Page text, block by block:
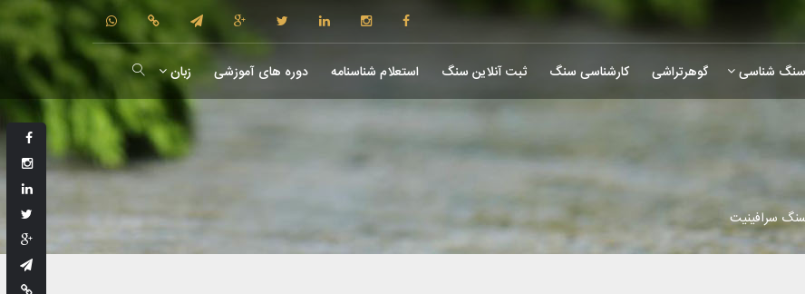
سنگ شناسی گوهرتراشی کارشناسی سنگ ثبت آنلاین سنگ استعلام شناسنامه دوره های آموزشی زبان
سرافینیت